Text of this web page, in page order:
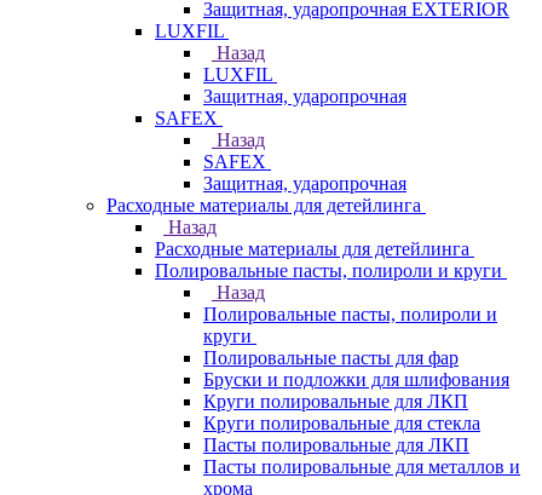
Защитная, ударопрочная EXTERIOR
LUXFIL
Назад
LUXFIL
Защитная, ударопрочная
SAFEX
Назад
SAFEX
Защитная, ударопрочная
Расходные материалы для детейлинга
Назад
Расходные материалы для детейлинга
Полировальные пасты, полироли и круги
Назад
Полировальные пасты, полироли и
круги
Полировальные пасты для фар
Бруски и подложки для шлифования
Круги полировальные для ЛКП
Круги полировальные для стекла
Пасты полировальные для ЛКП
Пасты полировальные для металлов и
хрома